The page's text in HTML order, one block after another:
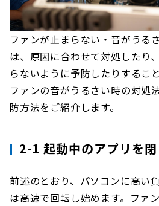
ファンが止まらない・音がうる
は、原因に合わせて対処したり
らないように予防したりするこ
ファンの音がうるさい時の対処
防方法をご紹介します。
2-1 起動中のアプリを閉
前述のとおり、パソコンに高い
は高速で回転し始めます。ファ